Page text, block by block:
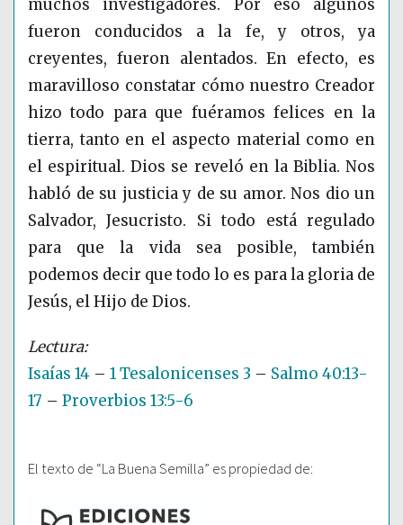
muchos investigadores. Por eso algunos
fueron conducidos a la fe, y otros, ya
creyentes, fueron alentados. En efecto, es
maravilloso constatar cómo nuestro Creador
hizo todo para que fuéramos felices en la
tierra, tanto en el aspecto material como en
el espiritual. Dios se reveló en la Biblia. Nos
habló de su justicia y de su amor. Nos dio un
Salvador, Jesucristo. Si todo está regulado
para que la vida sea posible, también
podemos decir que todo lo es para la gloria de
Jesús, el Hijo de Dios.
Isaías 14 – 1 Tesalonicenses 3 – Salmo 40:13-
17 – Proverbios 13:5-6
El texto de “La Buena Semilla” es propiedad de: